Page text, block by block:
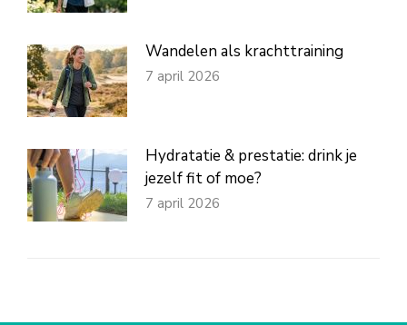
Wandelen als krachttraining
7 april 2026
Hydratatie & prestatie: drink je
jezelf fit of moe?
7 april 2026